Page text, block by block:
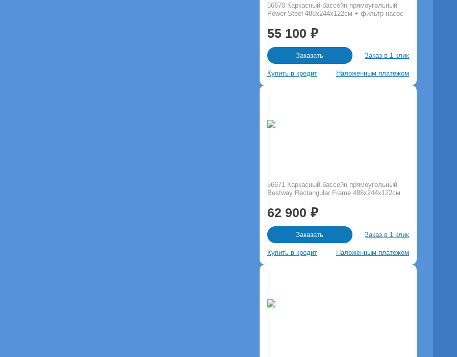
56670 Каркасный бассейн прямоугольный
Power Steel 488х244х122см + фильтр-насос
55 100
Заказать Заказ в 1 клик
Купить в кредит Наложенным платежом
56671 Каркасный бассейн прямоугольный
Bestway Rectangular Frame 488х244х122см
62 900
Заказать Заказ в 1 клик
Купить в кредит Наложенным платежом